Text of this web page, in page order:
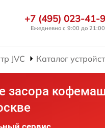
+7 (495) 023-41-
Ежедневно с 9:00 до 21:00
JVC Каталог
засора